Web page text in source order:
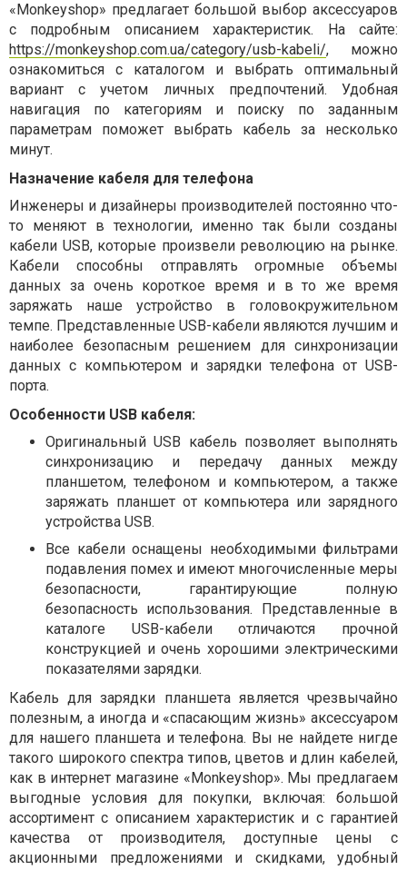
«Monkeyshop» предлагает большой выбор аксессуаров
с подробным описанием характеристик. На сайте:
https://monkeyshop.com.ua/category/usb-kabeli/, можно
ознакомиться с каталогом и выбрать оптимальный
вариант с учетом личных предпочтений. Удобная
навигация по категориям и поиску по заданным
параметрам поможет выбрать кабель за несколько
минут.
Назначение кабеля для телефона
Инженеры и дизайнеры производителей постоянно что-
то меняют в технологии, именно так были созданы
кабели USB, которые произвели революцию на рынке.
Кабели способны отправлять огромные объемы
данных за очень короткое время и в то же время
заряжать наше устройство в головокружительном
темпе. Представленные USB-кабели являются лучшим и
наиболее безопасным решением для синхронизации
данных с компьютером и зарядки телефона от USB-
порта.
Особенности USB кабеля:
Оригинальный USB кабель позволяет выполнять
синхронизацию и передачу данных между
планшетом, телефоном и компьютером, а также
заряжать планшет от компьютера или зарядного
устройства USB.
Все кабели оснащены необходимыми фильтрами
подавления помех и имеют многочисленные меры
безопасности, гарантирующие полную
безопасность использования. Представленные в
каталоге USB-кабели отличаются прочной
конструкцией и очень хорошими электрическими
показателями зарядки.
Кабель для зарядки планшета является чрезвычайно
полезным, а иногда и «спасающим жизнь» аксессуаром
для нашего планшета и телефона. Вы не найдете нигде
такого широкого спектра типов, цветов и длин кабелей,
как в интернет магазине «Monkeyshop». Мы предлагаем
выгодные условия для покупки, включая: большой
ассортимент с описанием характеристик и с гарантией
качества от производителя, доступные цены с
акционными предложениями и скидками, удобный